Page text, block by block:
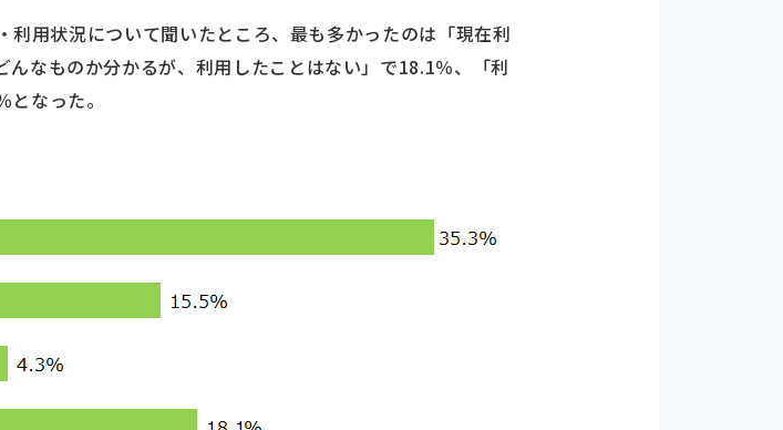
用状況について聞いたところ、最も多かったのは「現在利
なものか分かるが、利用したことはない」で18.1％、「利
なった。